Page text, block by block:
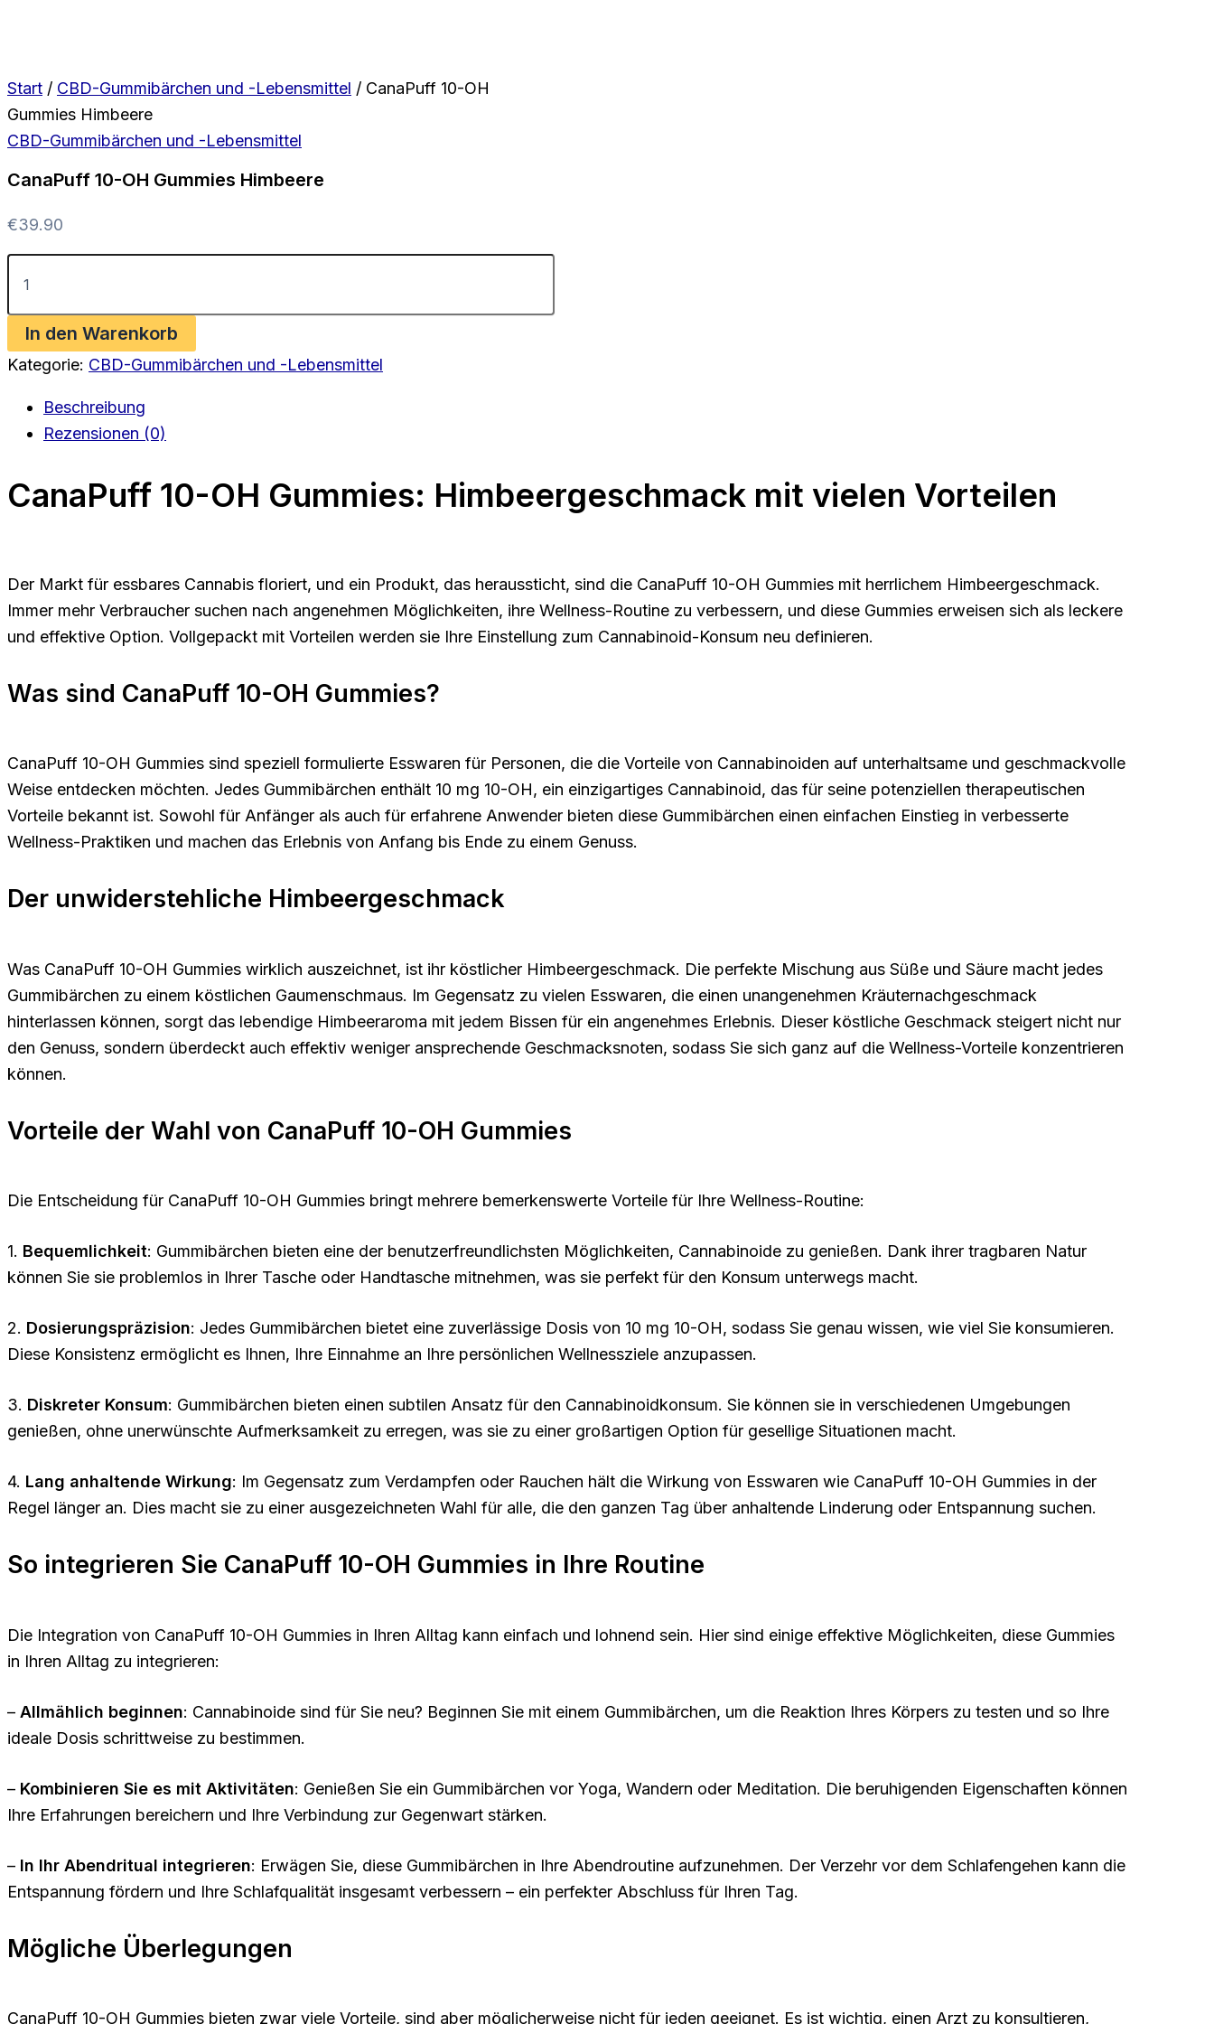
Start / CBD-Gummibärchen und -Lebensmittel / CanaPuff 10-OH
Gummies Himbeere
CBD-Gummibärchen und -Lebensmittel
CanaPuff 10-OH Gummies Himbeere
€39.90
CanaPuff
10-
Gummies
Himbeere
Menge
In den Warenkorb
Kategorie: CBD-Gummibärchen und -Lebensmittel
Beschreibung
Rezensionen (0)
CanaPuff 10-OH Gummies: Himbeergeschmack mit vielen Vorteilen
Der Markt für essbares Cannabis floriert, und ein Produkt, das heraussticht, sind die CanaPuff 10-OH Gummies mit herrlichem Himbeergeschmack.
Immer mehr Verbraucher suchen nach angenehmen Möglichkeiten, ihre Wellness-Routine zu verbessern, und diese Gummies erweisen sich als leckere
und effektive Option. Vollgepackt mit Vorteilen werden sie Ihre Einstellung zum Cannabinoid-Konsum neu definieren.
Was sind CanaPuff 10-OH Gummies?
CanaPuff 10-OH Gummies sind speziell formulierte Esswaren für Personen, die die Vorteile von Cannabinoiden auf unterhaltsame und geschmackvolle
Weise entdecken möchten. Jedes Gummibärchen enthält 10 mg 10-OH, ein einzigartiges Cannabinoid, das für seine potenziellen therapeutischen
Vorteile bekannt ist. Sowohl für Anfänger als auch für erfahrene Anwender bieten diese Gummibärchen einen einfachen Einstieg in verbesserte
Wellness-Praktiken und machen das Erlebnis von Anfang bis Ende zu einem Genuss.
Der unwiderstehliche Himbeergeschmack
Was CanaPuff 10-OH Gummies wirklich auszeichnet, ist ihr köstlicher Himbeergeschmack. Die perfekte Mischung aus Süße und Säure macht jedes
Gummibärchen zu einem köstlichen Gaumenschmaus. Im Gegensatz zu vielen Esswaren, die einen unangenehmen Kräuternachgeschmack
hinterlassen können, sorgt das lebendige Himbeeraroma mit jedem Bissen für ein angenehmes Erlebnis. Dieser köstliche Geschmack steigert nicht nur
den Genuss, sondern überdeckt auch effektiv weniger ansprechende Geschmacksnoten, sodass Sie sich ganz auf die Wellness-Vorteile konzentrieren
können.
Vorteile der Wahl von CanaPuff 10-OH Gummies
Die Entscheidung für CanaPuff 10-OH Gummies bringt mehrere bemerkenswerte Vorteile für Ihre Wellness-Routine:
1. Bequemlichkeit: Gummibärchen bieten eine der benutzerfreundlichsten Möglichkeiten, Cannabinoide zu genießen. Dank ihrer tragbaren Natur
können Sie sie problemlos in Ihrer Tasche oder Handtasche mitnehmen, was sie perfekt für den Konsum unterwegs macht.
2. Dosierungspräzision: Jedes Gummibärchen bietet eine zuverlässige Dosis von 10 mg 10-OH, sodass Sie genau wissen, wie viel Sie konsumieren.
Diese Konsistenz ermöglicht es Ihnen, Ihre Einnahme an Ihre persönlichen Wellnessziele anzupassen.
3. Diskreter Konsum: Gummibärchen bieten einen subtilen Ansatz für den Cannabinoidkonsum. Sie können sie in verschiedenen Umgebungen
genießen, ohne unerwünschte Aufmerksamkeit zu erregen, was sie zu einer großartigen Option für gesellige Situationen macht.
4. Lang anhaltende Wirkung: Im Gegensatz zum Verdampfen oder Rauchen hält die Wirkung von Esswaren wie CanaPuff 10-OH Gummies in der
Regel länger an. Dies macht sie zu einer ausgezeichneten Wahl für alle, die den ganzen Tag über anhaltende Linderung oder Entspannung suchen.
So integrieren Sie CanaPuff 10-OH Gummies in Ihre Routine
Die Integration von CanaPuff 10-OH Gummies in Ihren Alltag kann einfach und lohnend sein. Hier sind einige effektive Möglichkeiten, diese Gummies
in Ihren Alltag zu integrieren:
– Allmählich beginnen: Cannabinoide sind für Sie neu? Beginnen Sie mit einem Gummibärchen, um die Reaktion Ihres Körpers zu testen und so Ihre
ideale Dosis schrittweise zu bestimmen.
– Kombinieren Sie es mit Aktivitäten: Genießen Sie ein Gummibärchen vor Yoga, Wandern oder Meditation. Die beruhigenden Eigenschaften können
Ihre Erfahrungen bereichern und Ihre Verbindung zur Gegenwart stärken.
– In Ihr Abendritual integrieren: Erwägen Sie, diese Gummibärchen in Ihre Abendroutine aufzunehmen. Der Verzehr vor dem Schlafengehen kann die
Entspannung fördern und Ihre Schlafqualität insgesamt verbessern – ein perfekter Abschluss für Ihren Tag.
Mögliche Überlegungen
CanaPuff 10-OH Gummies bieten zwar viele Vorteile, sind aber möglicherweise nicht für jeden geeignet. Es ist wichtig, einen Arzt zu konsultieren,